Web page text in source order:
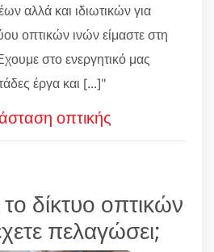
αλλά και ιδιωτικών για
οπτικών ινών είμαστε στη
στο ενεργητικό μας
έργα και [...]"
οπτικής
δίκτυο οπτικών
πελαγώσει;